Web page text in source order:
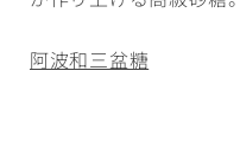
阿波和三盆糖